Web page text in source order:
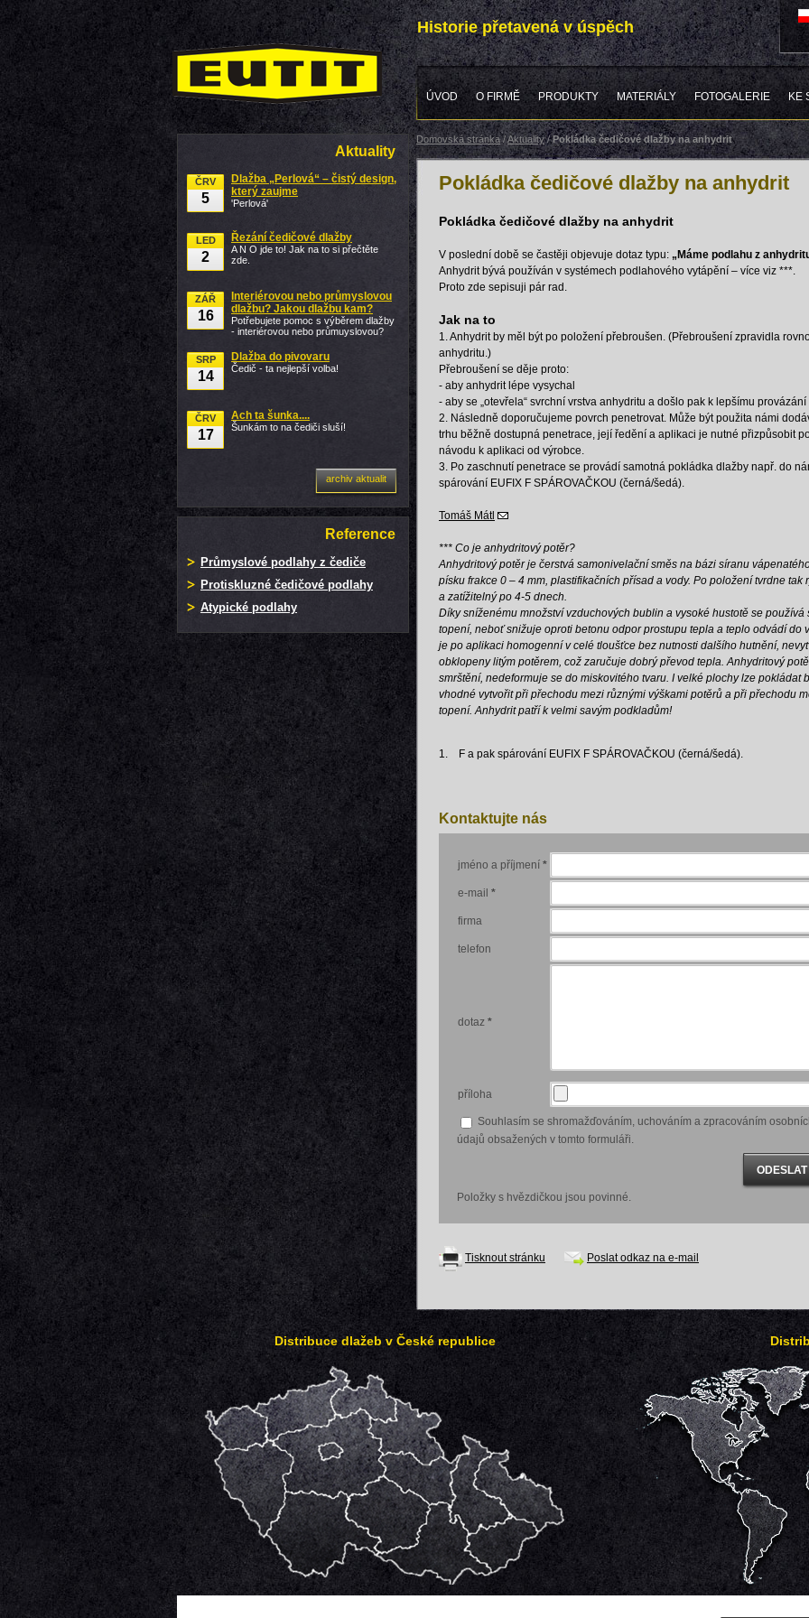
Historie přetavená v úspěch
ÚVOD O FIRMĚ PRODUKTY MATERIÁLY FOTOGALERIE KE
Domovská stránka/Aktuality/Pokládka čedičové dlažby na anhydrit
Pokládka čedičové dlažby na anhydrit
Pokládka čedičové dlažby na anhydrit
V poslední době se častěji objevuje dotaz typu: „Máme podlahu z
Anhydrit bývá používán v systémech podlahového vytápění – více viz ***.
Proto zde sepisuji pár rad.
Jak na to
1. Anhydrit by měl být po položení přebroušen. (Přebroušení zpravidla
anhydritu.)
Přebroušení se děje proto:
- aby anhydrit lépe vysychal
- aby se „otevřela“ svrchní vrstva anhydritu a došlo pak k lepšímu
2. Následně doporučujeme povrch penetrovat. Může být použita námi
trhu běžně dostupná penetrace, její ředění a aplikaci je nutné přizpůsobit
návodu k aplikaci od výrobce.
3. Po zaschnutí penetrace se provádí samotná pokládka dlažby např. do
spárování EUFIX F SPÁROVAČKOU (černá/šedá).
Tomáš Mátl
*** Co je anhydritový potěr?
Anhydritový potěr je čerstvá samonivelační směs na bázi síranu
písku frakce 0 – 4 mm, plastifikačních přísad a vody. Po položení tvrdne
a zatížitelný po 4-5 dnech.
Díky sníženému množství vzduchových bublin a vysoké hustotě se
topení, neboť snižuje oproti betonu odpor prostupu tepla a teplo odvádí do
je po aplikaci homogenní v celé tloušťce bez nutnosti dalšího hutnění,
obklopeny litým potěrem, což zaručuje dobrý převod tepla. Anhydritový
smrštění, nedeformuje se do miskovitého tvaru. I velké plochy lze pokládat
vhodné vytvořit při přechodu mezi různými výškami potěrů a při přechodu
topení. Anhydrit patří k velmi savým podkladům!
1. F a pak spárování EUFIX F SPÁROVAČKOU (černá/šedá).
Kontaktujte nás
jméno a příjmení *
e-mail *
firma
telefon
dotaz *
příloha
Souhlasím se shromažďováním, uchováním a zpracováním
údajů obsažených v tomto formuláři.
Položky s hvězdičkou jsou povinné.
Tisknout stránku Poslat odkaz na e-mail
Aktuality
ČRV
5
Dlažba „Perlová“ – čistý design,
který zaujme
'Perlová'
LED
2
Řezání čedičové dlažby
A N O jde to! Jak na to si přečtěte
zde.
ZÁŘ
16
Interiérovou nebo průmyslovou
dlažbu? Jakou dlažbu kam?
Potřebujete pomoc s výběrem dlažby
- interiérovou nebo průmuyslovou?
SRP
14
Dlažba do pivovaru
Čedič - ta nejlepší volba!
ČRV
17
Ach ta šunka....
Šunkám to na čediči sluší!
archiv aktualit
Reference
Průmyslové podlahy z čediče
Protiskluzné čedičové podlahy
Atypické podlahy
Distribuce dlažeb v České republice